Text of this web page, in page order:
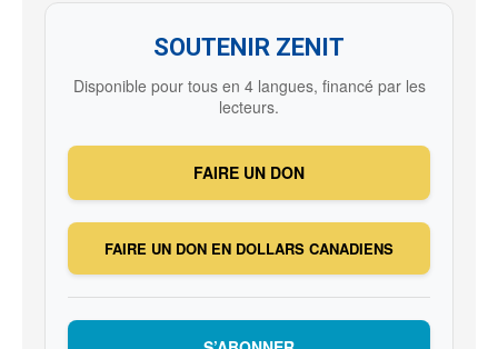
SOUTENIR ZENIT
Disponible pour tous en 4 langues, financé par les
lecteurs.
FAIRE UN DON
FAIRE UN DON EN DOLLARS CANADIENS